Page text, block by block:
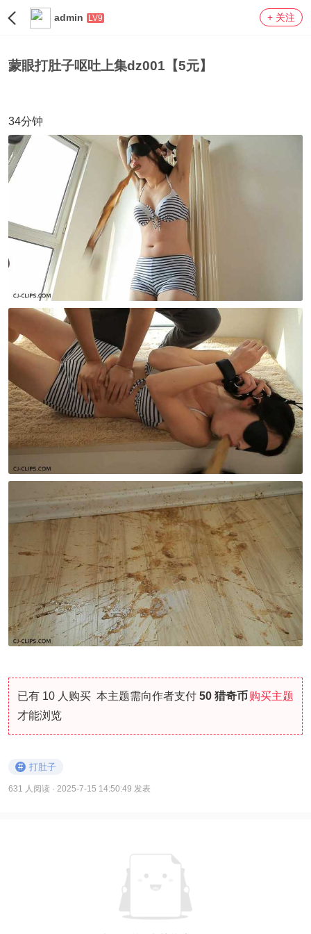
admin LV9 + 关注
蒙眼打肚子呕吐上集dz001【5元】
34分钟
购买主题
已有 10 人购买 本主题需向作者支付 50 猎奇币
才能浏览
# 打肚子
631 人阅读 · 2025-7-15 14:50:49 发表